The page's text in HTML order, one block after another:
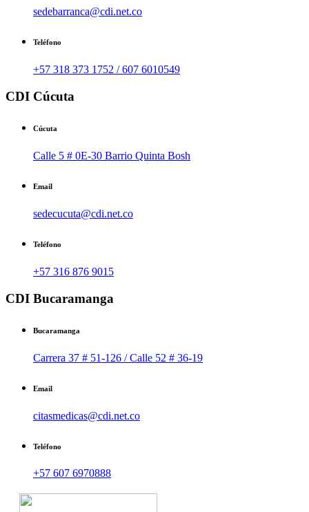
sedebarranca@cdi.net.co
Teléfono
+57 318 373 1752 / 607 6010549
CDI Cúcuta
Cúcuta
Calle 5 # 0E-30 Barrio Quinta Bosh
Email
sedecucuta@cdi.net.co
Teléfono
+57 316 876 9015
CDI Bucaramanga
Bucaramanga
Carrera 37 # 51-126 / Calle 52 # 36-19
Email
citasmedicas@cdi.net.co
Teléfono
+57 607 6970888